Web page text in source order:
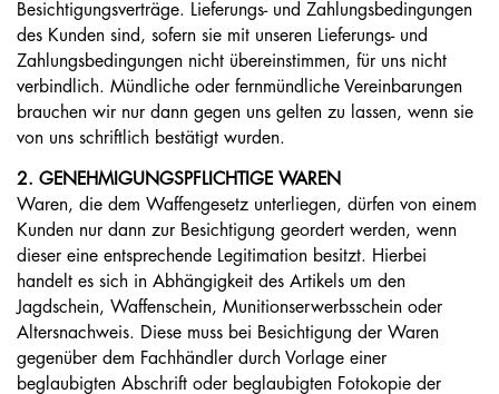
Besichtigungsverträge. Lieferungs- und Zahlungs­be­dingungen
des Kunden sind, sofern sie mit unseren Lieferungs- und
Zahlungs­be­dingungen nicht übereinstimmen, für uns nicht
verbindlich. Mündliche oder fern­mündliche Vereinbarungen
brauchen wir nur dann gegen uns gelten zu lassen, wenn sie
von uns schriftlich bestätigt wurden.
2. GENEHMIGUNGSPFLICHTIGE WAREN
Waren, die dem Waffengesetz unterliegen, dürfen von einem
Kunden nur dann zur Besichtigung geordert werden, wenn
dieser eine entsprechende Legitimation besitzt. Hierbei
handelt es sich in Abhängigkeit des Artikels um den
Jagdschein, Waffenschein, Munitionserwerbsschein oder
Altersnachweis. Diese muss bei Besichtigung der Waren
gegenüber dem Fachhändler durch Vorlage einer
beglaubigten Abschrift oder beglaubigten Fotokopie der